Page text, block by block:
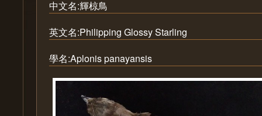
中文名:輝椋鳥
英文名:Philipping Glossy Starling
學名:Aplonis panayansis